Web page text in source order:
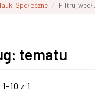
Społeczne Filtruj
tematu
10 z 1